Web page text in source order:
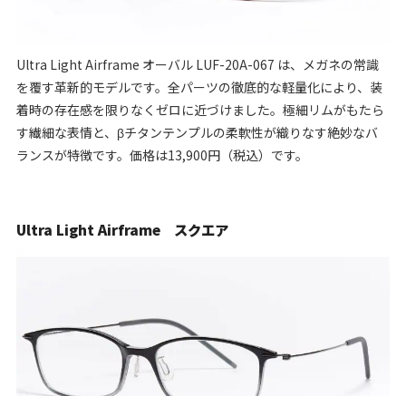
Ultra Light Airframe オーバル LUF-20A-067 は、メガネの常識
を覆す革新的モデルです。全パーツの徹底的な軽量化により、装
着時の存在感を限りなくゼロに近づけました。極細リムがもたら
す繊細な表情と、βチタンテンプルの柔軟性が織りなす絶妙なバ
ランスが特徴です。価格は13,900円（税込）です。
Ultra Light Airframe スクエア